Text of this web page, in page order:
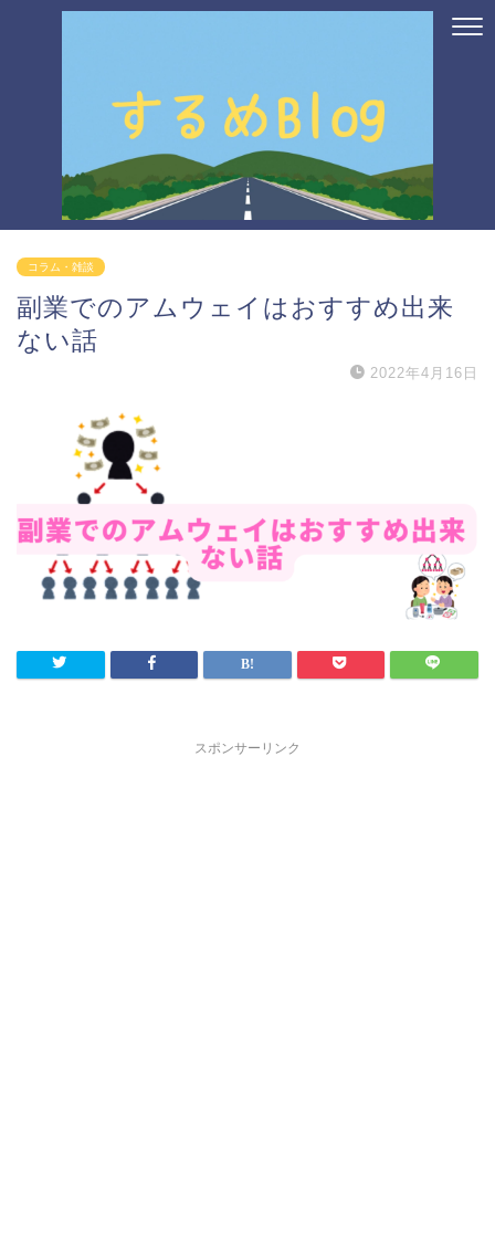
コラム・雑談
副業でのアムウェイはおすすめ出来
ない話
2022年4月16日
スポンサーリンク